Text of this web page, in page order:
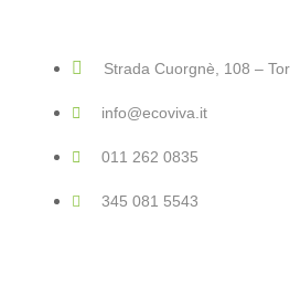
Strada Cuorgnè, 108 –
info@ecoviva.it
011 262 0835
345 081 5543